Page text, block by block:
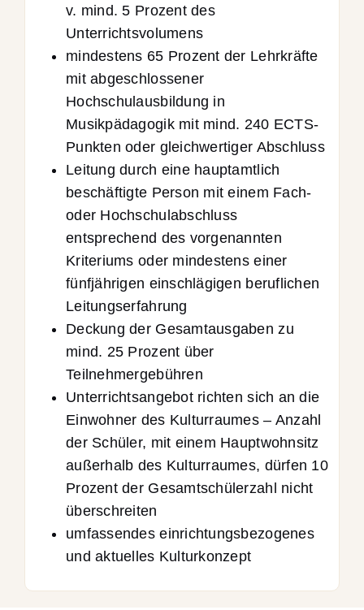
v. mind. 5 Prozent des
Unterrichtsvolumens
mindestens 65 Prozent der Lehrkräfte
mit abgeschlossener
Hochschulausbildung in
Musikpädagogik mit mind. 240 ECTS-
Punkten oder gleichwertiger Abschluss
Leitung durch eine hauptamtlich
beschäftigte Person mit einem Fach-
oder Hochschulabschluss
entsprechend des vorgenannten
Kriteriums oder mindestens einer
fünfjährigen einschlägigen beruflichen
Leitungserfahrung
Deckung der Gesamtausgaben zu
mind. 25 Prozent über
Teilnehmergebühren
Unterrichtsangebot richten sich an die
Einwohner des Kulturraumes – Anzahl
der Schüler, mit einem Hauptwohnsitz
außerhalb des Kulturraumes, dürfen 10
Prozent der Gesamtschülerzahl nicht
überschreiten
umfassendes einrichtungsbezogenes
und aktuelles Kulturkonzept